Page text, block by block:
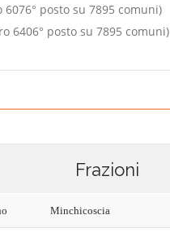
posto su 7895 comuni)
6406° posto su 7895 comuni)
Frazioni
Minchicoscia